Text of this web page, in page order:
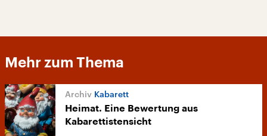
Mehr zum Thema
Kabarett
Heimat. Eine Bewertung aus
Kabarettistensicht